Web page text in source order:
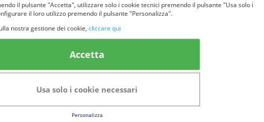
il pulsante "Accetta", utilizzare solo i cookie tecnici premendo il pulsante "Usa solo i
il loro utilizzo premendo il pulsante "Personalizza".
nostra gestione dei cookie, cliccare qui
Accetta
Usa solo i cookie necessari
Personalizza